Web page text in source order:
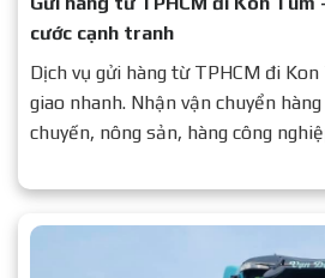
cước cạnh tranh
Dịch vụ gửi hàng từ TPHCM đi
giao nhanh. Nhận vận chuyển
chuyến, nông sản, hàng công